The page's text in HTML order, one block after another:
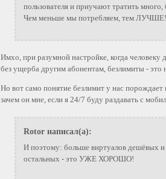
пользователя и приучают тратить
Чем меньше мы потребляем, тем
Имхо, при разумной настройке, когда человеку
без ущерба другим абонентам, безлимиты - это
Но вот само понятие безлимит у нас
зачем он мне, если я 24/7 буду раздавать с
Rotor написал(а):
И поэтому: больше виртуалов
остальных - это УЖЕ ХОРОШО!